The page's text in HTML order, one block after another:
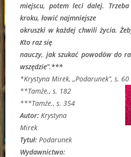
miejscu, potem leci dalej.
kroku, łowić najmniejsze
okruszki w każdej chwili życia.
Kto raz się
nauczy, jak szukać powodów do
wszędzie”.***
*Krystyna Mirek, „Podarunek”, s. 60
**Tamże., s. 182
***Tamże., s. 354
Autor:Krystyna
Mirek
Tytuł: Podarunek
Wydawnictwo: